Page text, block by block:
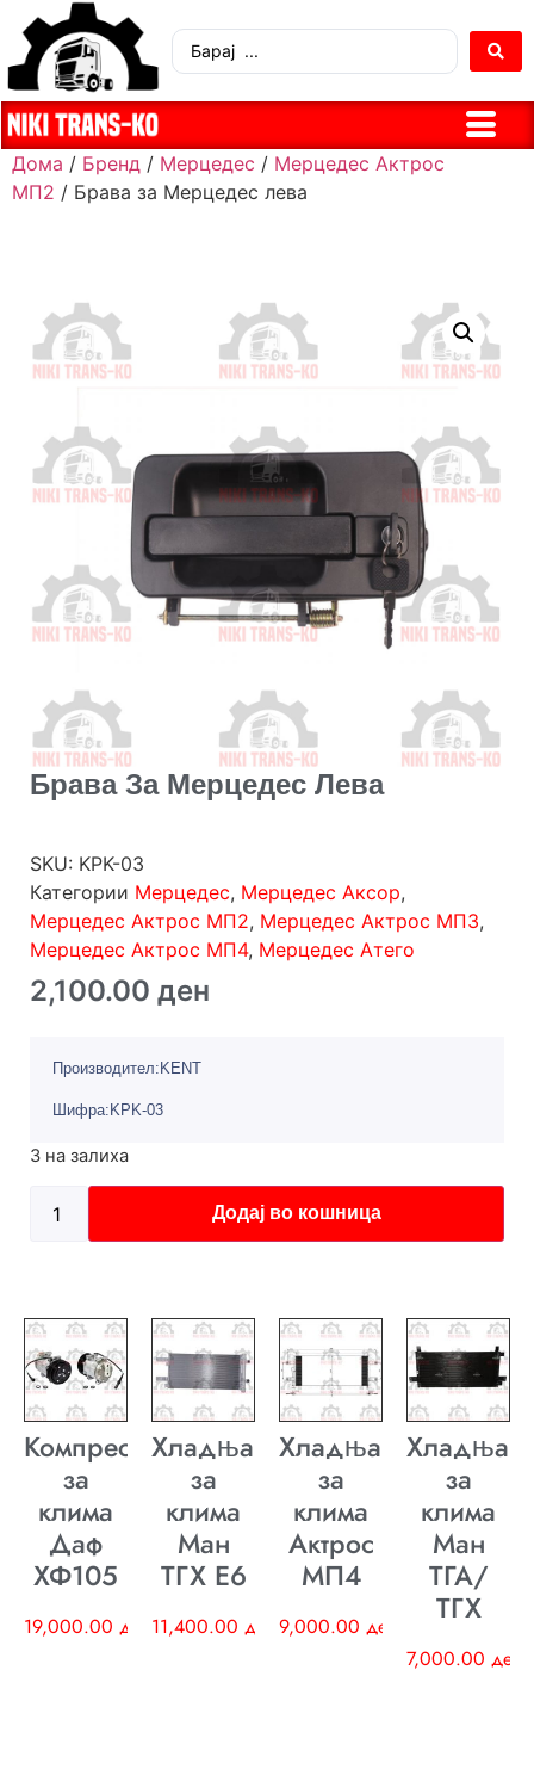
Дома / Бренд / Мерцедес / Мерцедес Актрос
МП2 / Брава за Мерцедес лева
Брава За Мерцедес Лева
SKU: KPK-03
Категории Мерцедес, Мерцедес Аксор,
Мерцедес Актрос МП2, Мерцедес Актрос МП3,
Мерцедес Актрос МП4, Мерцедес Атего
2,100.00 ден
Производител:KENT
Шифра:KPK-03
3 на залиха
Додај во кошница
Компресор
за
клима
Даф
ХФ105
19,000.00 ден
Хладњак
за
клима
Ман
ТГХ E6
11,400.00 ден
Хладњак
за
клима
Актрос
МП4
9,000.00 ден
Хладњак
за
клима
Ман
ТГА/
ТГХ
7,000.00 ден